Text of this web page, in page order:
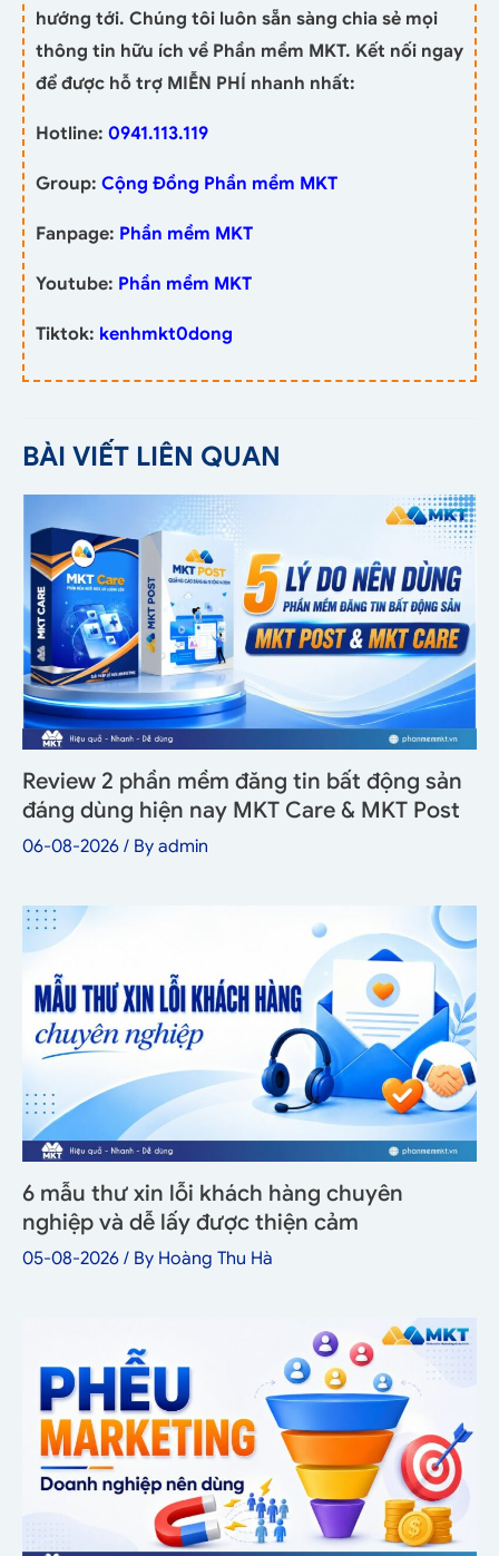
hướng tới. Chúng tôi luôn sẵn sàng chia sẻ mọi
thông tin hữu ích về Phần mềm MKT. Kết nối ngay
để được hỗ trợ MIỄN PHÍ nhanh nhất:
Hotline: 0941.113.119
Group: Cộng Đồng Phần mềm MKT
Fanpage: Phần mềm MKT
Youtube: Phần mềm MKT
Tiktok: kenhmkt0dong
BÀI VIẾT LIÊN QUAN
Review 2 phần mềm đăng tin bất động sản
đáng dùng hiện nay MKT Care & MKT Post
06-08-2026 / By admin
6 mẫu thư xin lỗi khách hàng chuyên
nghiệp và dễ lấy được thiện cảm
05-08-2026 / By Hoàng Thu Hà